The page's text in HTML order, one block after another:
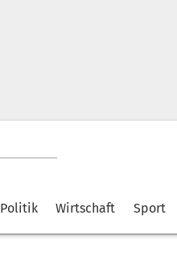
Politik Wirtschaft Sport